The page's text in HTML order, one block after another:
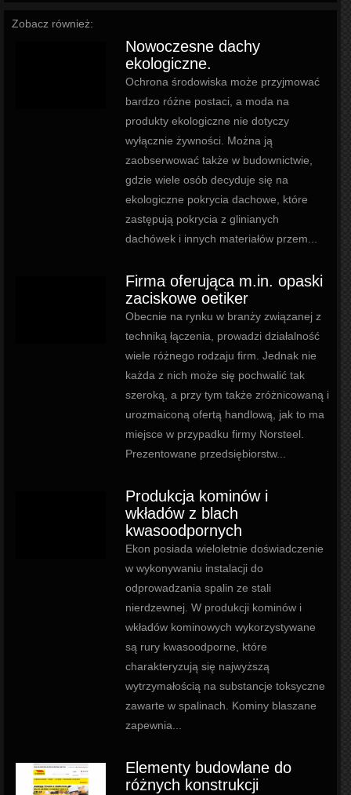
Zobacz również:
Nowoczesne dachy
ekologiczne.
Ochrona środowiska może przyjmować
bardzo różne postaci, a moda na
produkty ekologiczne nie dotyczy
wyłącznie żywności. Można ją
zaobserwować także w budownictwie,
gdzie wiele osób decyduje się na
ekologiczne pokrycia dachowe, które
zastępują pokrycia z glinianych
dachówek i innych materiałów przem...
Firma oferująca m.in. opaski
zaciskowe oetiker
Obecnie na rynku w branży związanej z
techniką łączenia, prowadzi działalność
wiele różnego rodzaju firm. Jednak nie
każda z nich może się pochwalić tak
szeroką, a przy tym także zróżnicowaną i
urozmaiconą ofertą handlową, jak to ma
miejsce w przypadku firmy Norsteel.
Prezentowane przedsiębiorstw...
Produkcja kominów i
wkładów z blach
kwasoodpornych
Ekon posiada wieloletnie doświadczenie
w wykonywaniu instalacji do
odprowadzania spalin ze stali
nierdzewnej. W produkcji kominów i
wkładów kominowych wykorzystywane
są rury kwasoodporne, które
charakteryzują się najwyższą
wytrzymałością na substancje toksyczne
zawarte w spalinach. Kominy blaszane
zapewnia...
Elementy budowlane do
różnych konstrukcji